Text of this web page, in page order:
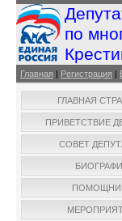
по
Главная | Регистрация |
ГЛАВНАЯ
ПРИВЕТСТВИЕ
СОВЕТ